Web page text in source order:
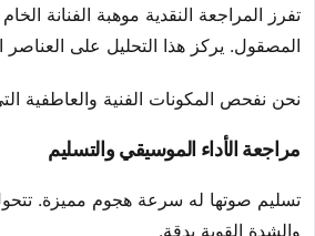
تفرز المراجعة النقدية موهبة الفنانة
المصقول. يركز هذا التحليل على العناصر
نحن نفحص المكونات الفنية والعاطفية
مراجعة الأداء الموسيقي والتسليم
تسليم صوتها له سرعة هجوم مميزة.
والشدة القوية بدقة.